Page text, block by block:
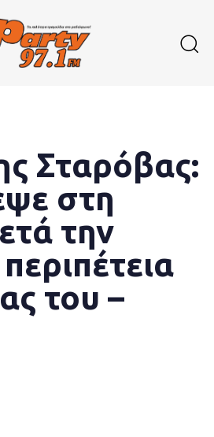
Σταρόβας:
στη
την
του –